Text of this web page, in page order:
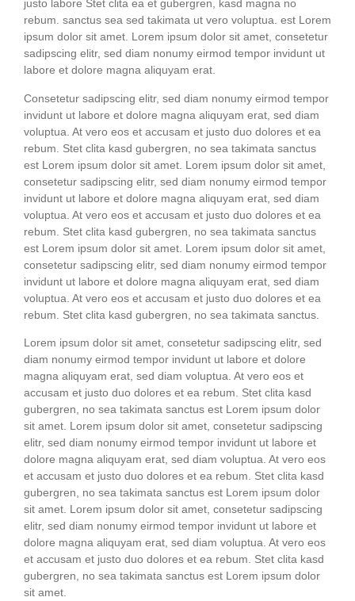
jus­to labo­re Stet cli­ta ea et guber­gren, kasd magna no
rebum. sanc­tus sea sed taki­ma­ta ut vero volup­tua. est Lorem
ipsum dolor sit amet. Lorem ipsum dolor sit amet, con­sete­tur
sadipscing elitr, sed diam nonumy eirm­od tem­por invidunt ut
labo­re et dolo­re magna ali­quyam erat.
Con­sete­tur sadipscing elitr, sed diam nonumy eirm­od tem­por
invidunt ut labo­re et dolo­re magna ali­quyam erat, sed diam
volup­tua. At vero eos et accu­sam et jus­to duo dolo­res et ea
rebum. Stet cli­ta kasd guber­gren, no sea taki­ma­ta sanc­tus
est Lorem ipsum dolor sit amet. Lorem ipsum dolor sit amet,
con­sete­tur sadipscing elitr, sed diam nonumy eirm­od tem­por
invidunt ut labo­re et dolo­re magna ali­quyam erat, sed diam
volup­tua. At vero eos et accu­sam et jus­to duo dolo­res et ea
rebum. Stet cli­ta kasd guber­gren, no sea taki­ma­ta sanc­tus
est Lorem ipsum dolor sit amet. Lorem ipsum dolor sit amet,
con­sete­tur sadipscing elitr, sed diam nonumy eirm­od tem­por
invidunt ut labo­re et dolo­re magna ali­quyam erat, sed diam
volup­tua. At vero eos et accu­sam et jus­to duo dolo­res et ea
rebum. Stet cli­ta kasd guber­gren, no sea taki­ma­ta sanctus.
Lorem ipsum dolor sit amet, con­sete­tur sadipscing elitr, sed
diam nonumy eirm­od tem­por invidunt ut labo­re et dolo­re
magna ali­quyam erat, sed diam volup­tua. At vero eos et
accu­sam et jus­to duo dolo­res et ea rebum. Stet cli­ta kasd
guber­gren, no sea taki­ma­ta sanc­tus est Lorem ipsum dolor
sit amet. Lorem ipsum dolor sit amet, con­sete­tur sadipscing
elitr, sed diam nonumy eirm­od tem­por invidunt ut labo­re et
dolo­re magna ali­quyam erat, sed diam volup­tua. At vero eos
et accu­sam et jus­to duo dolo­res et ea rebum. Stet cli­ta kasd
guber­gren, no sea taki­ma­ta sanc­tus est Lorem ipsum dolor
sit amet. Lorem ipsum dolor sit amet, con­sete­tur sadipscing
elitr, sed diam nonumy eirm­od tem­por invidunt ut labo­re et
dolo­re magna ali­quyam erat, sed diam volup­tua. At vero eos
et accu­sam et jus­to duo dolo­res et ea rebum. Stet cli­ta kasd
guber­gren, no sea taki­ma­ta sanc­tus est Lorem ipsum dolor
sit amet.